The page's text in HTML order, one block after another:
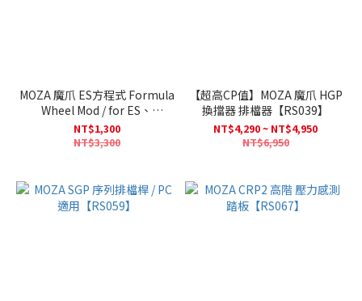
MOZA 魔爪 ES方程式 Formula
Wheel Mod / for ES、
ESX【RS032】
NT$1,300
NT$3,300
【超高CP值】MOZA 魔爪 HGP
換擋器 排檔器【RS039】
NT$4,290 ~ NT$4,950
NT$6,950